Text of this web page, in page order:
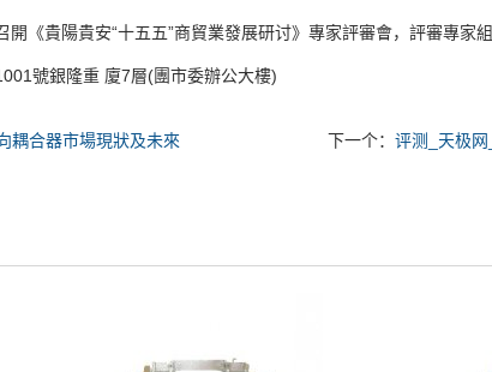
貴陽貴安“十五五”商貿業發展研讨》專家評審會，評審專家組
號銀隆重 廈7層(團市委辦公大樓)
耦合器市場現狀及未來
下一个： 评测_天极